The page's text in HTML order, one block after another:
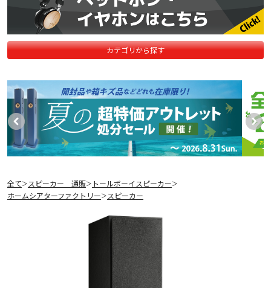
カテゴリから探す
全て＞ スピーカー 通販＞ トールボーイスピーカー＞
ホームシアターファクトリー＞ スピーカー